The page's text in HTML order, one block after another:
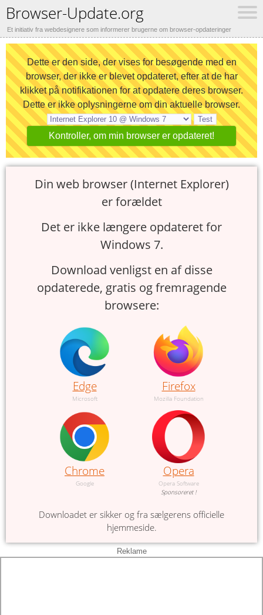
Browser-Update.org
Et initiativ fra webdesignere som informerer brugerne om browser-opdateringer
Dette er den side, der vises for besøgende med en
browser, der ikke er blevet opdateret, efter at de har
klikket på notifikationen for at opdatere deres browser.
Dette er ikke oplysningerne om din aktuelle browser.
Kontroller, om min browser er opdateret!
Din web browser (Internet Explorer)
er forældet
Det er ikke længere opdateret for
Windows 7.
Download venligst en af disse
opdaterede, gratis og fremragende
browsere:
Edge
Microsoft
Firefox
Mozilla Foundation
Chrome
Google
Opera
Opera Software
Sponsoreret !
Downloadet er sikker og fra sælgerens officielle
hjemmeside.
Reklame